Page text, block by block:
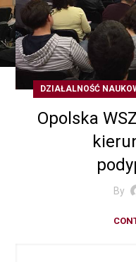
DZIAŁALNOŚĆ
Opolska
By